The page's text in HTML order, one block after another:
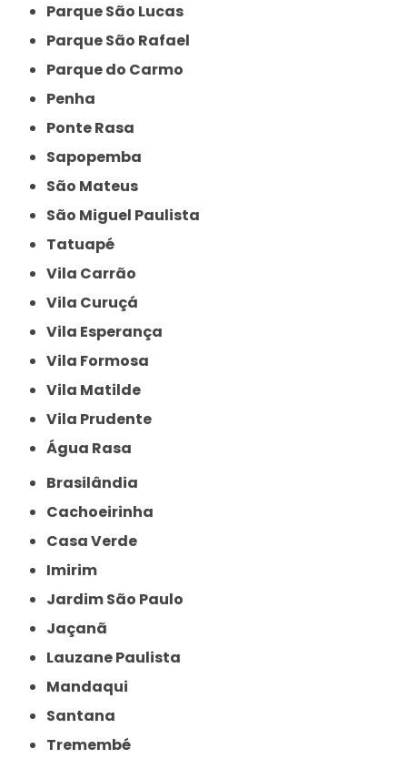
Parque São Lucas
Parque São Rafael
Parque do Carmo
Penha
Ponte Rasa
Sapopemba
São Mateus
São Miguel Paulista
Tatuapé
Vila Carrão
Vila Curuçá
Vila Esperança
Vila Formosa
Vila Matilde
Vila Prudente
Água Rasa
Brasilândia
Cachoeirinha
Casa Verde
Imirim
Jardim São Paulo
Jaçanã
Lauzane Paulista
Mandaqui
Santana
Tremembé